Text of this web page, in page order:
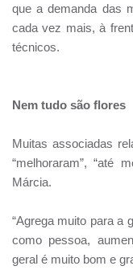
que a demanda das
cada vez mais, à
técnicos.
Nem tudo são flores
Muitas associadas
“melhoraram”, “até
Márcia.
“Agrega muito para a
como pessoa,
geral é muito bom e